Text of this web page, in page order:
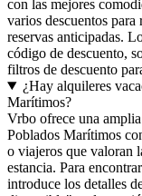
con las mejores
varios descuentos
reservas anticipadas.
código de descuento,
filtros de descuento
¿Hay alquileres
Marítimos?
Vrbo ofrece una
Poblados Marítimos
o viajeros que valoran
estancia. Para
introduce los detalles